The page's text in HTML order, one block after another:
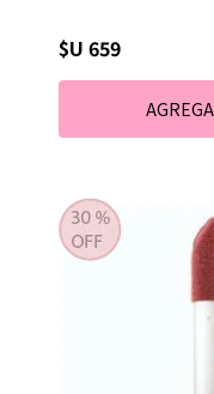
$U 659